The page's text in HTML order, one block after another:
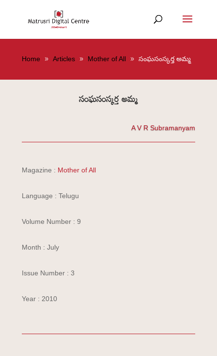
Home Articles Mother of All సంఘసంస్కర్త అమ్మ
సంఘసంస్కర్త అమ్మ
A V R Subramanyam
Magazine : Mother of All
Language : Telugu
Volume Number : 9
Month : July
Issue Number : 3
Year : 2010